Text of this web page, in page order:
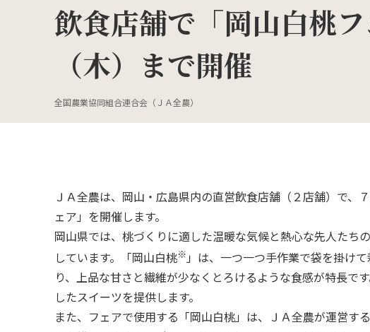
コーポレートガバナンス 日本の農を未来
全農のネットワーク
麦類農産事業 園芸事業
農機事業
SDGsへの取り組み
新聞広告 ラジオ・テレビ
みのりのおと Minorinote
グループ会社採用 1day 仕事研究
飲食店舗で「岡山白桃
（木）まで開催
全国農業協同組合連合会（ＪＡ全農）
ＪＡ全農は、岡山・広島県内の直営飲食店舗（２店舗）で、
ェア」を開催します。
岡山県では、桃づくりに適した温暖な気候と熱心な先人たち
しています。「岡山白桃※ 」は、一つ一つ手作業で袋を掛け
り、上品な甘さと繊維が少なくとろけるような食感が特長で
したスイーツを提供します。
また、フェアで使用する「岡山白桃」は、ＪＡ全農が運営す